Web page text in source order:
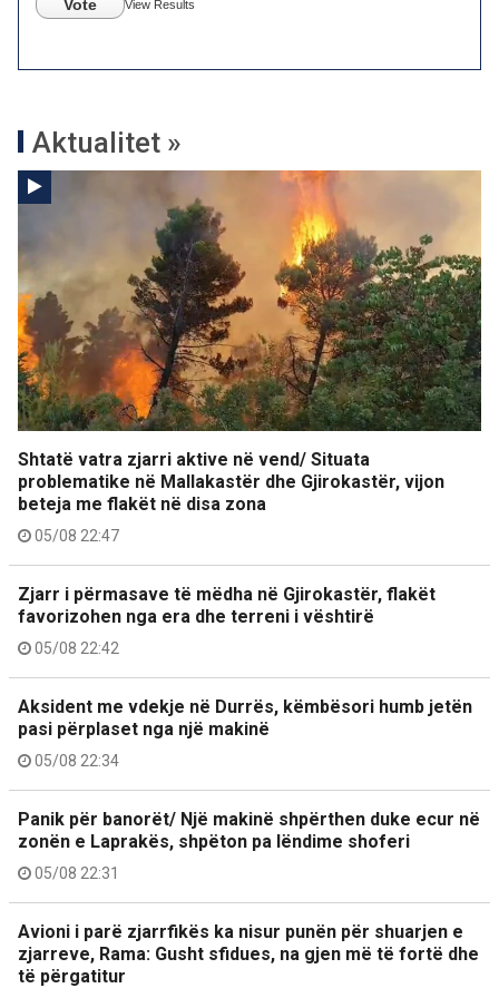
Vote View Results
Aktualitet »
Shtatë vatra zjarri aktive në vend/ Situata
problematike në Mallakastër dhe Gjirokastër, vijon
beteja me flakët në disa zona
05/08 22:47
Zjarr i përmasave të mëdha në Gjirokastër, flakët
favorizohen nga era dhe terreni i vështirë
05/08 22:42
Aksident me vdekje në Durrës, këmbësori humb jetën
pasi përplaset nga një makinë
05/08 22:34
Panik për banorët/ Një makinë shpërthen duke ecur në
zonën e Laprakës, shpëton pa lëndime shoferi
05/08 22:31
Avioni i parë zjarrfikës ka nisur punën për shuarjen e
zjarreve, Rama: Gusht sfidues, na gjen më të fortë dhe
të përgatitur